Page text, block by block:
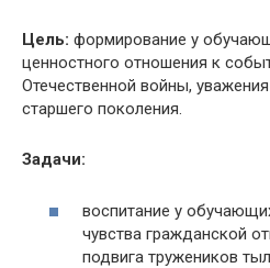
Цель: формирование у
ценностного отношения к
Отечественной войны,
старшего поколения.
Задачи:
воспитание у
чувства гражданской
подвига тружеников